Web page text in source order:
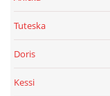
Tuteska
Doris
Kessi